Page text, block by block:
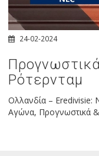
24-02-2024
Ρότερνταμ
Ολλανδία – Eredivisie:
Αγώνα, Προγνωστικά &